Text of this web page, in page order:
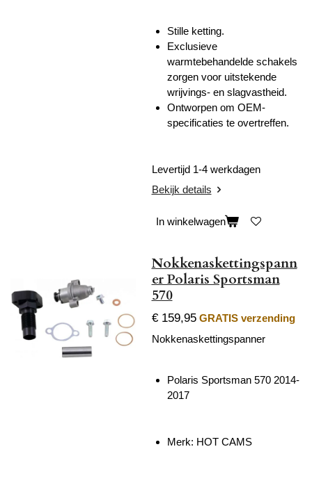
Stille ketting.
Exclusieve
warmtebehandelde schakels
zorgen voor uitstekende
wrijvings- en slagvastheid.
Ontworpen om OEM-
specificaties te overtreffen.
Levertijd 1-4 werkdagen
Bekijk details
In winkelwagen
Nokkenaskettingspann
er Polaris Sportsman
570
€ 159,95 GRATIS verzending
Nokkenaskettingspanner
Polaris Sportsman 570 2014-
2017
Merk: HOT CAMS